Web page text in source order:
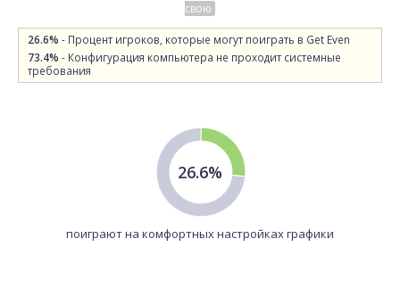
свою
26.6% - Процент игроков, которые могут поиграть в Get Even
73.4% - Конфигурация компьютера не проходит системные
требования
26.6%
поиграют на комфортных настройках графики